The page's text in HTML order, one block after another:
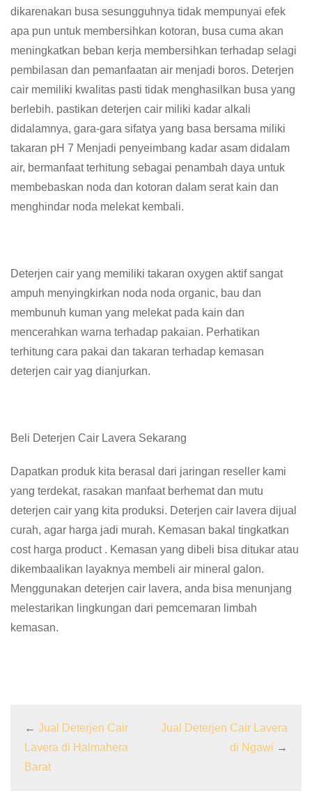
dikarenakan busa sesungguhnya tidak mempunyai efek
apa pun untuk membersihkan kotoran, busa cuma akan
meningkatkan beban kerja membersihkan terhadap selagi
pembilasan dan pemanfaatan air menjadi boros. Deterjen
cair memiliki kwalitas pasti tidak menghasilkan busa yang
berlebih. pastikan deterjen cair miliki kadar alkali
didalamnya, gara-gara sifatya yang basa bersama miliki
takaran pH 7 Menjadi penyeimbang kadar asam didalam
air, bermanfaat terhitung sebagai penambah daya untuk
membebaskan noda dan kotoran dalam serat kain dan
menghindar noda melekat kembali.
Deterjen cair yang memiliki takaran oxygen aktif sangat
ampuh menyingkirkan noda noda organic, bau dan
membunuh kuman yang melekat pada kain dan
mencerahkan warna terhadap pakaian. Perhatikan
terhitung cara pakai dan takaran terhadap kemasan
deterjen cair yag dianjurkan.
Beli Deterjen Cair Lavera Sekarang
Dapatkan produk kita berasal dari jaringan reseller kami
yang terdekat, rasakan manfaat berhemat dan mutu
deterjen cair yang kita produksi. Deterjen cair lavera dijual
curah, agar harga jadi murah. Kemasan bakal tingkatkan
cost harga product . Kemasan yang dibeli bisa ditukar atau
dikembaalikan layaknya membeli air mineral galon.
Menggunakan deterjen cair lavera, anda bisa menunjang
melestarikan lingkungan dari pemcemaran limbah
kemasan.
← Jual Deterjen Cair
Lavera di Halmahera
Barat
Jual Deterjen Cair Lavera
di Ngawi →